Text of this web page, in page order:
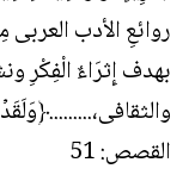
روائعِ الأدب
بهدف إِثرَاءٌ الْفِكْرِ
القصص: 51